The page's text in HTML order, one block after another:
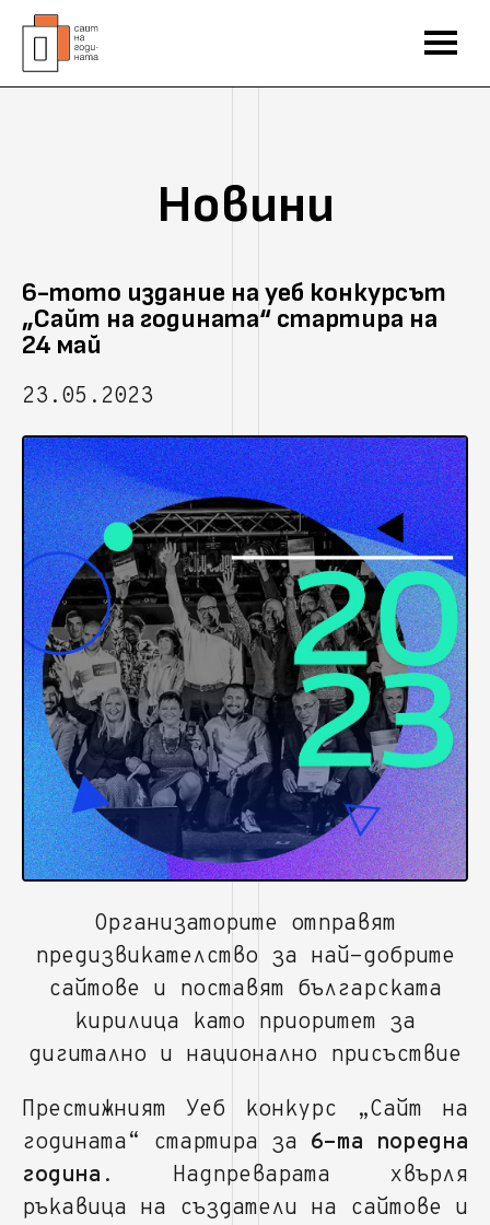
Новини
6-тото издание на уеб конкурсът
„Сайт на годината“ стартира на
24 май
23.05.2023
Организаторите отправят
предизвикателство за най-добрите
сайтове и поставят българската
кирилица като приоритет за
дигитално и национално присъствие
Престижният Уеб конкурс „Сайт на
годината“ стартира за 6-та поредна
година . Надпреварата хвърля
ръкавица на създатели на сайтове и